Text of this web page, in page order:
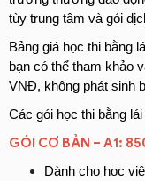
tùy trung tâm và gói
Bảng giá học thi bằng
bạn có thể tham khảo
VNĐ, không phát sinh
Các gói học thi bằng
GÓI CƠ BẢN – A1:
Dành cho học